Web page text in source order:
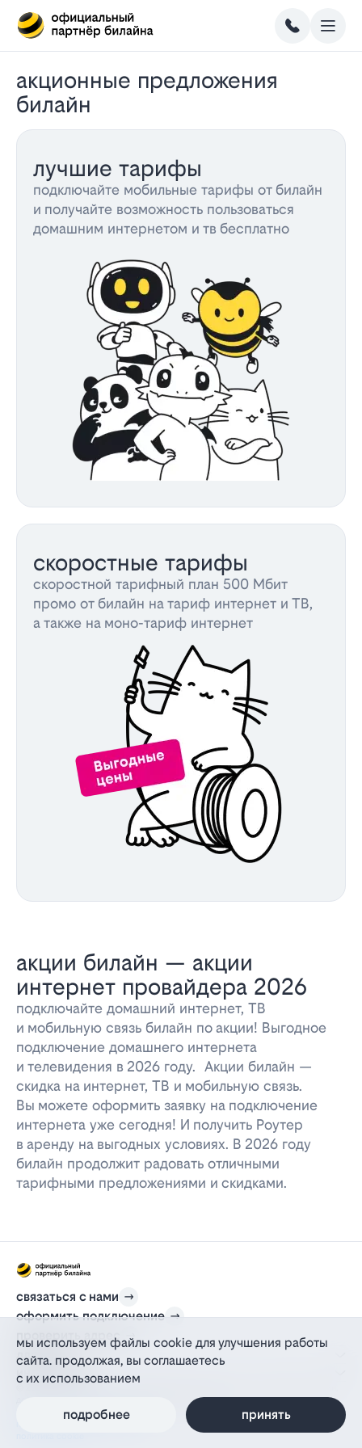
акционные предложения
билайн
лучшие тарифы
подключайте мобильные тарифы от билайн
и получайте возможность пользоваться
домашним интернетом и тв бесплатно
скоростные тарифы
скоростной тарифный план 500 Мбит
промо от билайн на тариф интернет и ТВ,
а также на моно-тариф интернет
акции билайн — акции
интернет провайдера 2026
подключайте домашний интернет, ТВ
и мобильную связь билайн по акции! Выгодное
подключение домашнего интернета
и телевидения в 2026 году. Акции билайн —
скидка на интернет, ТВ и мобильную связь.
Вы можете оформить заявку на подключение
интернета уже сегодня! И получить Роутер
в аренду на выгодных условиях. В 2026 году
билайн продолжит радовать отличными
тарифными предложениями и скидками.
связаться с нами
оформить подключение
проверить адрес
для дома
информация
действующий на основании агентского договора
политика персональных данных
политика конфиденциальности
мы используем файлы cookie для улучшения работы
сайта. продолжая, вы соглашаетесь
с их использованием
подробнее принять